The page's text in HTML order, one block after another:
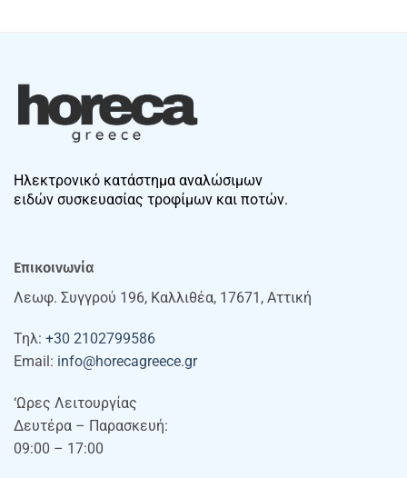
Ηλεκτρονικό κατάστημα αναλώσιμων
ειδών συσκευασίας τροφίμων και ποτών.
Επικοινωνία
Λεωφ. Συγγρού 196, Καλλιθέα, 17671, Αττική
Τηλ: +30 2102799586
Email: info@horecagreece.gr
‘Ωρες Λειτουργίας
Δευτέρα – Παρασκευή:
09:00 – 17:00